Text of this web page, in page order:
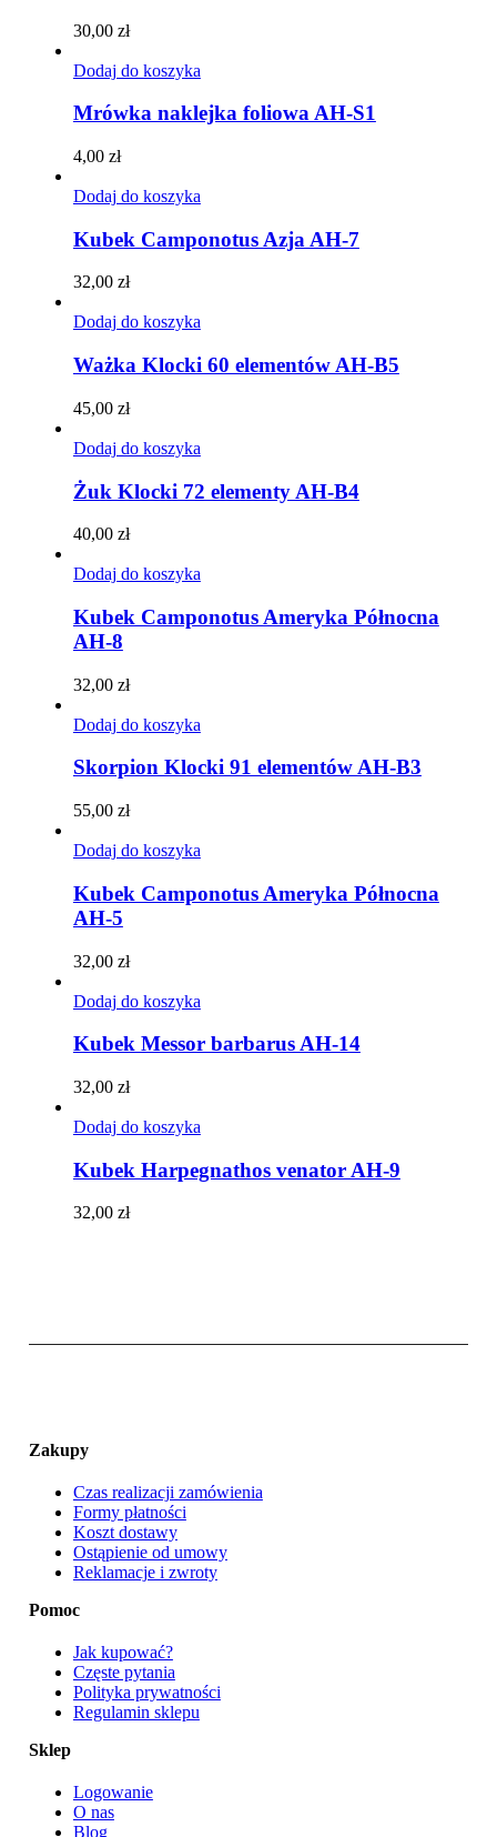
30,00 zł
Dodaj do koszyka
Mrówka naklejka foliowa AH-S1
4,00 zł
Dodaj do koszyka
Kubek Camponotus Azja AH-7
32,00 zł
Dodaj do koszyka
Ważka Klocki 60 elementów AH-B5
45,00 zł
Dodaj do koszyka
Żuk Klocki 72 elementy AH-B4
40,00 zł
Dodaj do koszyka
Kubek Camponotus Ameryka Północna
AH-8
32,00 zł
Dodaj do koszyka
Skorpion Klocki 91 elementów AH-B3
55,00 zł
Dodaj do koszyka
Kubek Camponotus Ameryka Północna
AH-5
32,00 zł
Dodaj do koszyka
Kubek Messor barbarus AH-14
32,00 zł
Dodaj do koszyka
Kubek Harpegnathos venator AH-9
32,00 zł
Zakupy
Czas realizacji zamówienia
Formy płatności
Koszt dostawy
Ostąpienie od umowy
Reklamacje i zwroty
Pomoc
Jak kupować?
Częste pytania
Polityka prywatności
Regulamin sklepu
Sklep
Logowanie
O nas
Blog